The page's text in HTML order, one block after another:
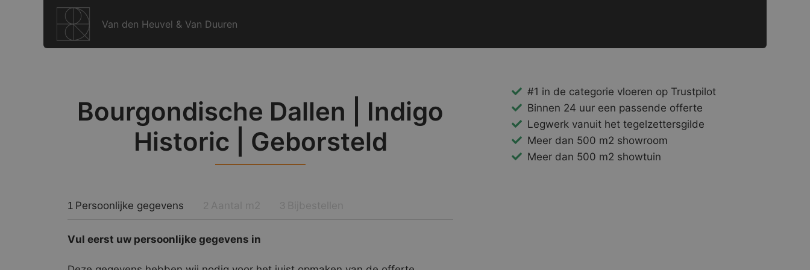
Van den Heuvel & Van Duuren
Bourgondische Dallen | Indigo
Historic | Geborsteld
1 Persoonlijke gegevens
Vul eerst uw persoonlijke gegevens in
#1 in de categorie vloeren op Trustpilot
Binnen 24 uur een passende offerte
Legwerk vanuit het tegelzettersgilde
Meer dan 500 m2 showroom
Meer dan 500 m2 showtuin